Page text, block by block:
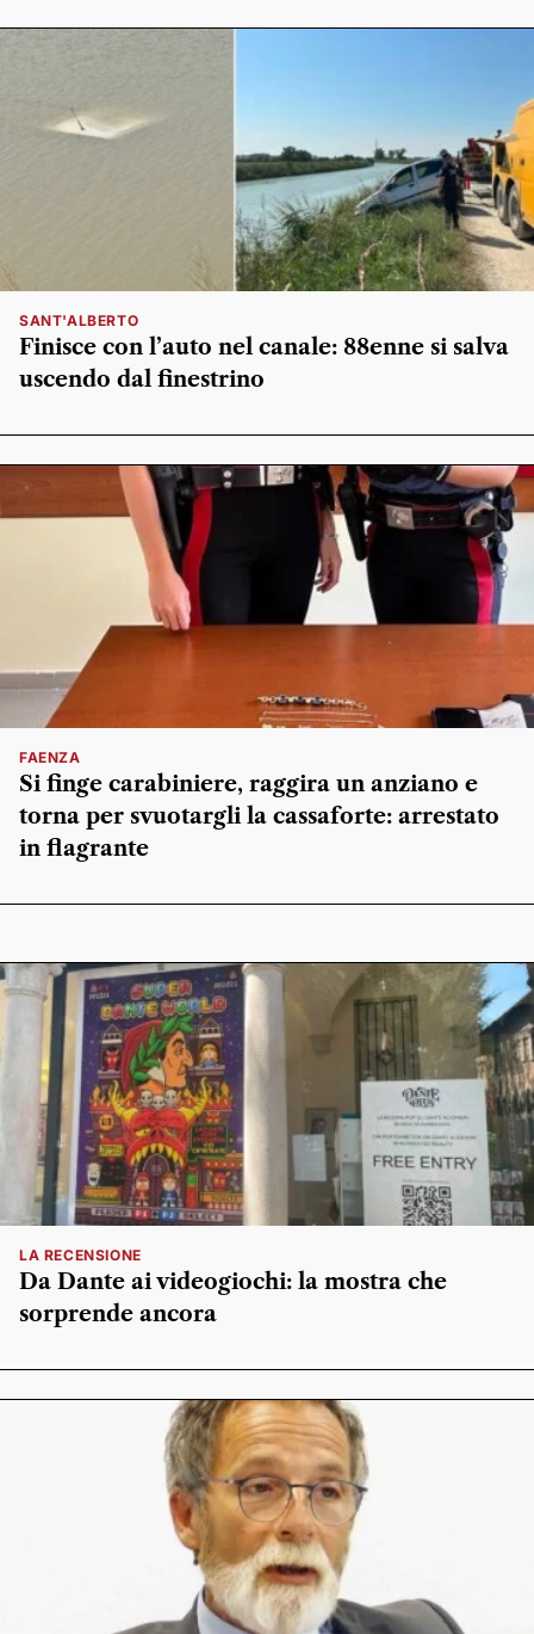
SANT'ALBERTO
Finisce con l’auto nel canale: 88enne si salva
uscendo dal finestrino
FAENZA
Si finge carabiniere, raggira un anziano e
torna per svuotargli la cassaforte: arrestato
in flagrante
LA RECENSIONE
Da Dante ai videogiochi: la mostra che
sorprende ancora